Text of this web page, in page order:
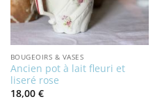
BOUGEOIRS & VASES
Ancien pot à lait fleuri et
liseré rose
18,00 €